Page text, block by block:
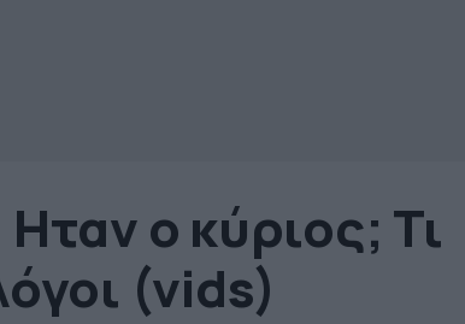
ο κύριος; Τι
(vids)